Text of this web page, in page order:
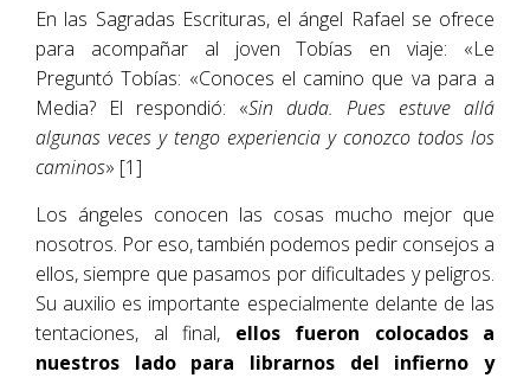
En las Sagradas Escrituras, el ángel Rafael se ofrece
para acompañar al joven Tobías en viaje: «Le
Preguntó Tobías: «Conoces el camino que va para a
Media? El respondió: «Sin duda. Pues estuve allá
algunas veces y tengo experiencia y conozco todos los
caminos» [1]
Los ángeles conocen las cosas mucho mejor que
nosotros. Por eso, también podemos pedir consejos a
ellos, siempre que pasamos por dificultades y peligros.
Su auxilio es importante especialmente delante de las
tentaciones, al final, ellos fueron colocados a
nuestros lado para librarnos del infierno y